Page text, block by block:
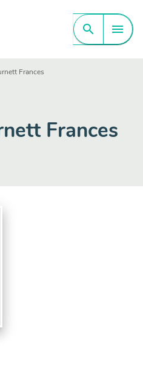
CONTENU search menu
Frances
Frances